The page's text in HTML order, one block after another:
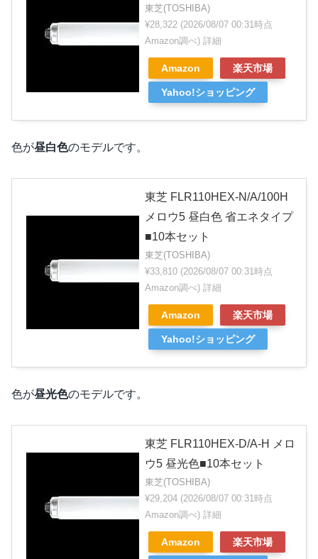
東芝(TOSHIBA)
¥28,322 (2026/08/07 00:31時点
Amazon調べ) 詳細
Amazon 楽天市場
Yahoo!ショッピング
色が昼白色のモデルです。
東芝 FLR110HEX-N/A/100H
メロウ5 昼白色 省エネタイプ
■10本セット
東芝(TOSHIBA)
¥33,810 (2026/08/07 00:31時点
Amazon調べ) 詳細
Amazon 楽天市場
Yahoo!ショッピング
色が昼光色のモデルです。
東芝 FLR110HEX-D/A-H メロ
ウ5 昼光色■10本セット
東芝(TOSHIBA)
¥29,204 (2026/08/07 00:31時点
Amazon調べ) 詳細
Amazon 楽天市場